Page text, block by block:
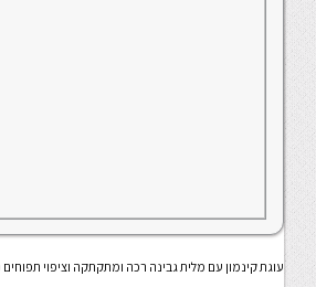
עוגת קינמון עם מלית גבינה רכה ומתקתקה וציפוי